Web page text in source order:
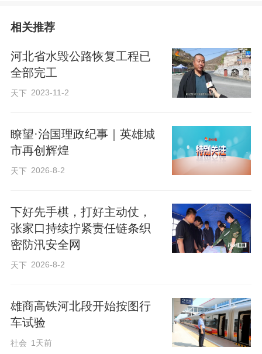
相关推荐
河北省水毁公路恢复工程已
全部完工
天下 2023-11-2
瞭望·治国理政纪事｜英雄城
市再创辉煌
天下 2026-8-2
下好先手棋，打好主动仗，
张家口持续拧紧责任链条织
密防汛安全网
天下 2026-8-2
雄商高铁河北段开始按图行
车试验
社会 1天前